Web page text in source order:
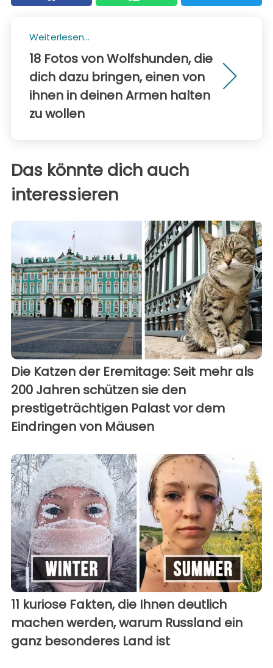
Weiterlesen...
18 Fotos von Wolfshunden, die
dich dazu bringen, einen von
ihnen in deinen Armen halten
zu wollen
Das könnte dich auch
interessieren
Die Katzen der Eremitage: Seit mehr als
200 Jahren schützen sie den
prestigeträchtigen Palast vor dem
Eindringen von Mäusen
11 kuriose Fakten, die Ihnen deutlich
machen werden, warum Russland ein
ganz besonderes Land ist